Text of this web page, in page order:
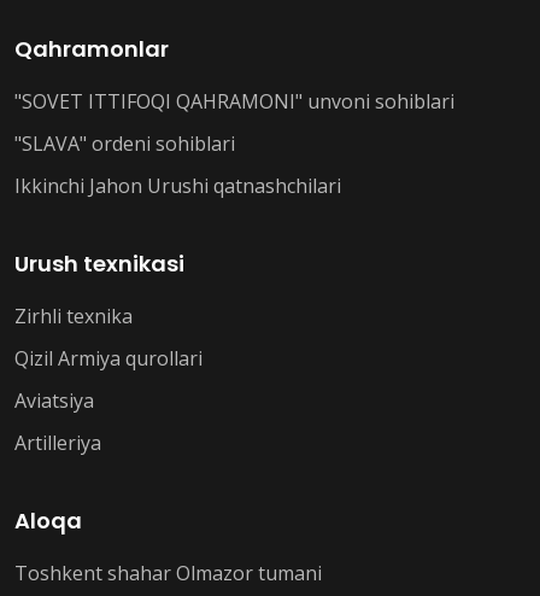
Qahramonlar
"SOVET ITTIFOQI QAHRAMONI" unvoni sohiblari
"SLAVA" ordeni sohiblari
Ikkinchi Jahon Urushi qatnashchilari
Urush texnikasi
Zirhli texnika
Qizil Armiya qurollari
Aviatsiya
Artilleriya
Aloqa
Toshkent shahar Olmazor tumani